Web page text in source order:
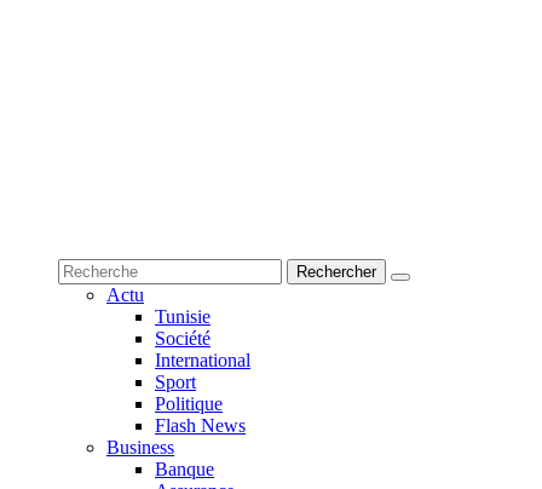
Actu
Tunisie
Société
International
Sport
Politique
Flash News
Business
Banque